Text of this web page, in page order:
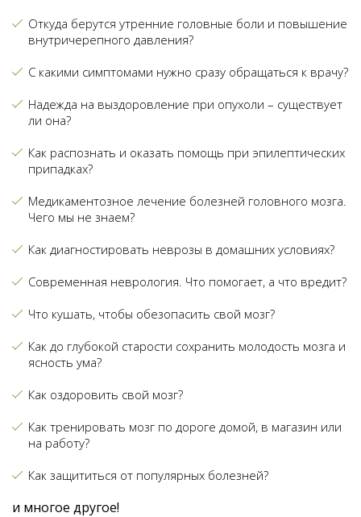
Откуда берутся утренние головные боли и повышение
внутричерепного давления?
С какими симптомами нужно сразу обращаться к врачу?
Надежда на выздоровление при опухоли – существует
ли она?
Как распознать и оказать помощь при эпилептических
припадках?
Медикаментозное лечение болезней головного мозга.
Чего мы не знаем?
Как диагностировать неврозы в домашних условиях?
Современная неврология. Что помогает, а что вредит?
Что кушать, чтобы обезопасить свой мозг?
Как до глубокой старости сохранить молодость мозга и
ясность ума?
Как оздоровить свой мозг?
Как тренировать мозг по дороге домой, в магазин или
на работу?
Как защититься от популярных болезней?
и многое другое!